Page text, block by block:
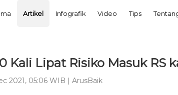
Artikel Infografik Video Tips
Kali Lipat Risiko Masuk RS
2021, 05:06 WIB ArusBaik